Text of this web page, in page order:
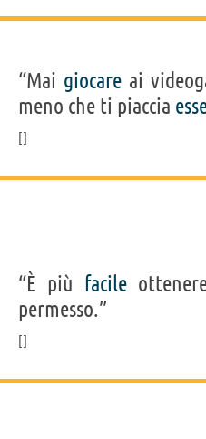
“Mai giocare ai
meno che ti piaccia
“È più facile
permesso.”